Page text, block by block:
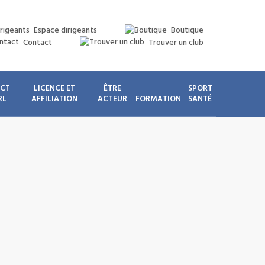
Espace dirigeants
Boutique
Contact
Trouver un club
LICENCE ET
AFFILIATION
ÊTRE
ACTEUR
FORMATION
SPORT
SANTÉ